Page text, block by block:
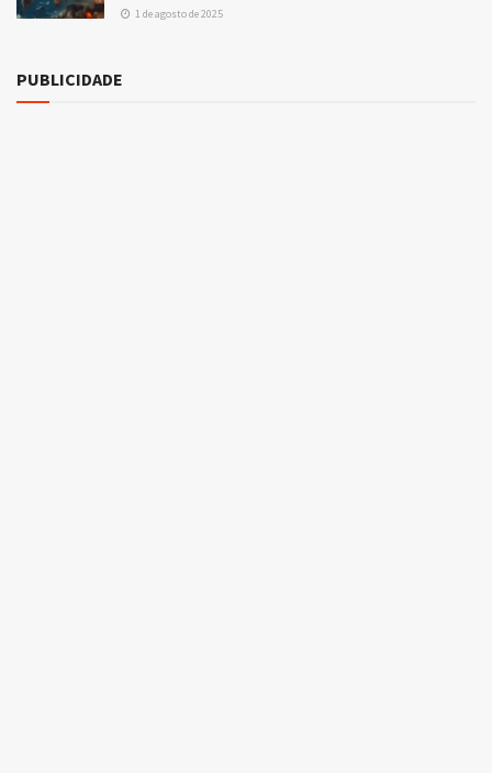
1 de agosto de 2025
PUBLICIDADE